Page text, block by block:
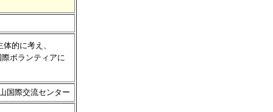
的に考え、
ボランティアに
国際交流センター